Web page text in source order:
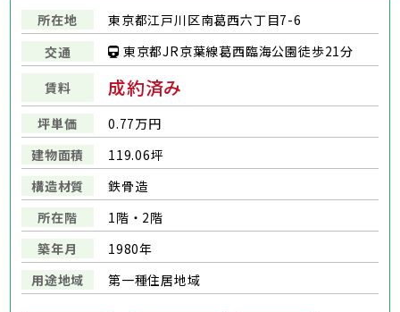
所在地
東京都江戸川区南葛西六丁目7-6
交通
東京都JR京葉線葛西臨海公園徒歩21分
賃料 成約済み
坪単価
0.77万円
建物面積
119.06坪
構造材質
鉄骨造
所在階
1階・2階
築年月
1980年
用途地域
第一種住居地域